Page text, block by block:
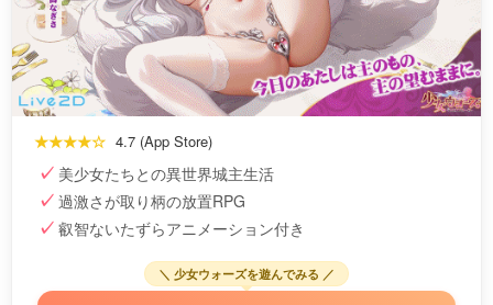
★★★★☆ 4.7 (App Store)
美少女たちとの異世界城主生活
過激さが取り柄の放置RPG
叡智ないたずらアニメーション付き
＼ 少女ウォーズを遊んでみる ／